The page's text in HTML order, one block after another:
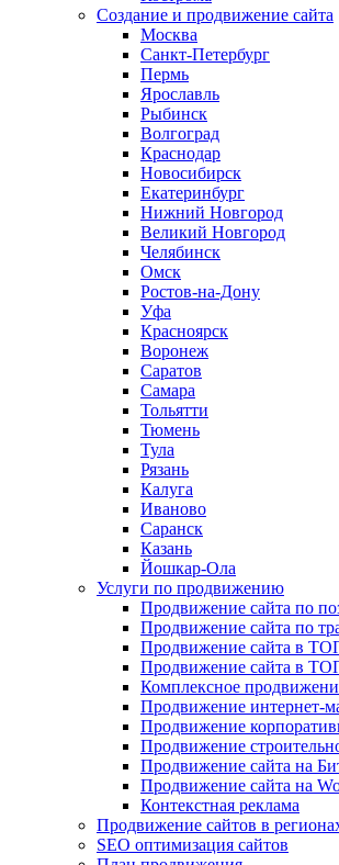
Создание и продвижение сайта
Москва
Санкт-Петербург
Пермь
Ярославль
Рыбинск
Волгоград
Краснодар
Новосибирск
Екатеринбург
Нижний Новгород
Великий Новгород
Челябинск
Омск
Ростов-на-Дону
Уфа
Красноярск
Воронеж
Саратов
Самара
Тольятти
Тюмень
Тула
Рязань
Калуга
Иваново
Саранск
Казань
Йошкар-Ола
Услуги по продвижению
Продвижение сайта по
Продвижение сайта по
Продвижение сайта в
Продвижение сайта в
Комплексное
Продвижение интернет-
Продвижение
Продвижение
Продвижение сайта на
Продвижение сайта на
Контекстная реклама
Продвижение сайтов в
SEO оптимизация сайтов